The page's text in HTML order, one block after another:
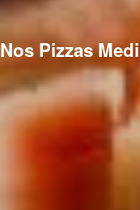
Nos Pizzas